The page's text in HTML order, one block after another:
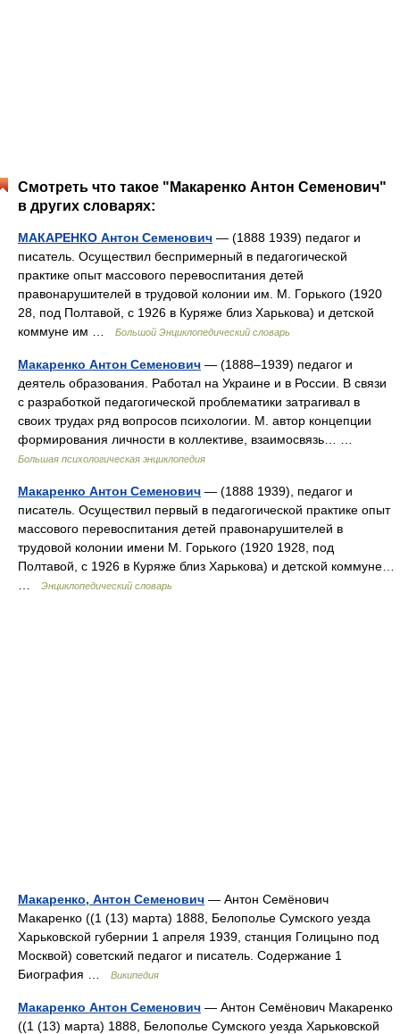
Смотреть что такое "Макаренко Антон Семенович"
в других словарях:
МАКАРЕНКО Антон Семенович — (1888 1939) педагог и
писатель. Осуществил беспримерный в педагогической
практике опыт массового перевоспитания детей
правонарушителей в трудовой колонии им. М. Горького (1920
28, под Полтавой, с 1926 в Куряже близ Харькова) и детской
коммуне им …
Большой Энциклопедический словарь
Макаренко Антон Семенович — (1888–1939) педагог и
деятель образования. Работал на Украине и в России. В связи
с разработкой педагогической проблематики затрагивал в
своих трудах ряд вопросов психологии. М. автор концепции
формирования личности в коллективе, взаимосвязь… …
Большая психологическая энциклопедия
Макаренко Антон Семенович — (1888 1939), педагог и
писатель. Осуществил первый в педагогической практике опыт
массового перевоспитания детей правонарушителей в
трудовой колонии имени М. Горького (1920 1928, под
Полтавой, с 1926 в Куряже близ Харькова) и детской коммуне…
Энциклопедический словарь
Макаренко, Антон Семенович — Антон Семёнович
Макаренко ((1 (13) марта) 1888, Белополье Сумского уезда
Харьковской губернии 1 апреля 1939, станция Голицыно под
Москвой) советский педагог и писатель. Содержание 1
Биография …
Википедия
Макаренко Антон Семенович — Антон Семёнович Макаренко
((1 (13) марта) 1888, Белополье Сумского уезда Харьковской